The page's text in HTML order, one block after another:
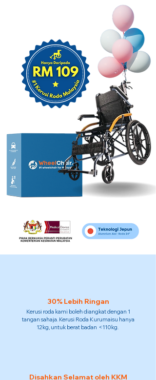
30% Lebih Ringan
Kerusi roda kami boleh diangkat dengan 1
tangan sahaja. Kerusi Roda Kurumaisu hanya
12kg, untuk berat badan <110kg.
Disahkan Selamat oleh KKM